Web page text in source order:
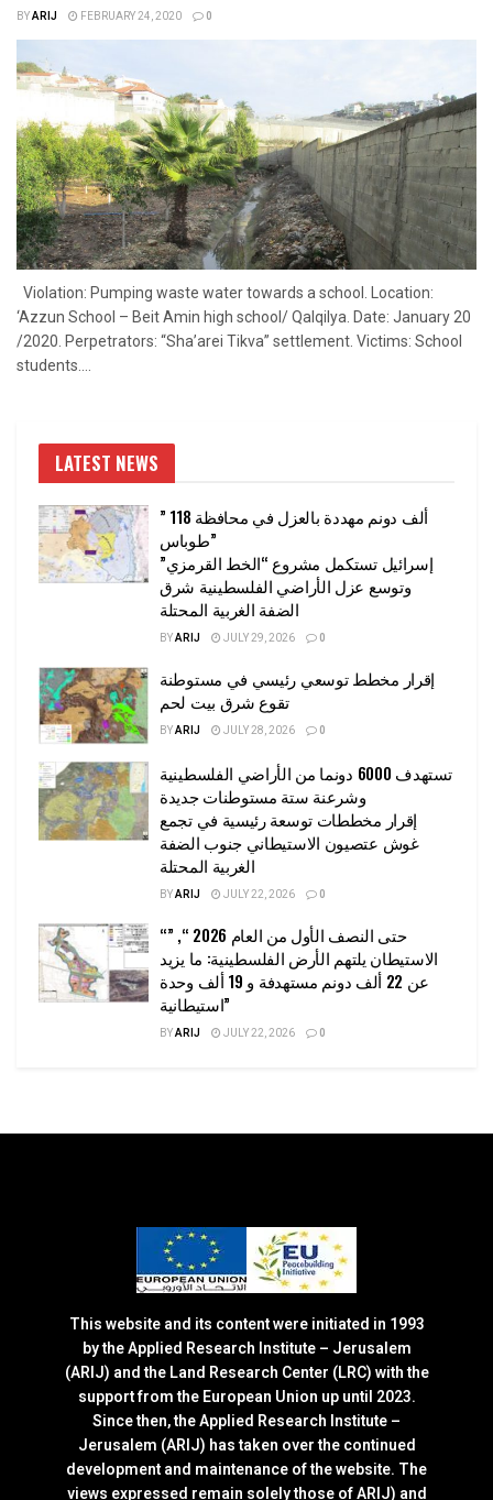
BYARIJ FEBRUARY 24, 2020 0
Violation: Pumping waste water towards a school. Location:
‘Azzun School – Beit Amin high school/ Qalqilya. Date: January 20
/2020. Perpetrators: “Sha’arei Tikva” settlement. Victims: School
students....
LATEST NEWS
” 118 ألف دونم مهددة بالعزل في محافظة
طوباس”
إسرائيل تستكمل مشروع “الخط القرمزي”
وتوسع عزل الأراضي الفلسطينية شرق
الضفة الغربية المحتلة
BYARIJ JULY 29, 2026 0
إقرار مخطط توسعي رئيسي في مستوطنة
تقوع شرق بيت لحم
BYARIJ JULY 28, 2026 0
تستهدف 6000 دونما من الأراضي الفلسطينية
وشرعنة ستة مستوطنات جديدة
إقرار مخططات توسعة رئيسية في تجمع
غوش عتصيون الاستيطاني جنوب الضفة
الغربية المحتلة
BYARIJ JULY 22, 2026 0
“حتى النصف الأول من العام 2026 “, ”
الاستيطان يلتهم الأرض الفلسطينية: ما يزيد
عن 22 ألف دونم مستهدفة و 19 ألف وحدة
استيطانية”
BYARIJ JULY 22, 2026 0
This website and its content were initiated in 1993
by the Applied Research Institute – Jerusalem
(ARIJ) and the Land Research Center (LRC) with the
support from the European Union up until 2023.
Since then, the Applied Research Institute –
Jerusalem (ARIJ) has taken over the continued
development and maintenance of the website. The
views expressed remain solely those of ARIJ) and